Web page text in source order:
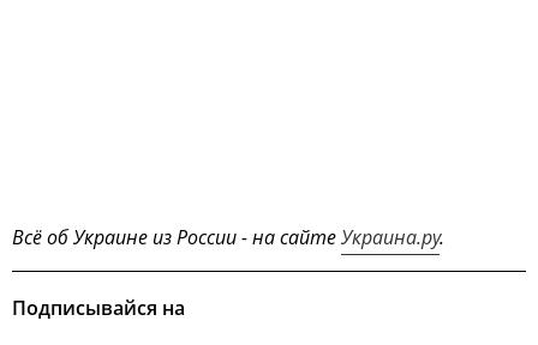
Всё об Украине из России - на сайтеУкраина.ру.
Подписывайся на